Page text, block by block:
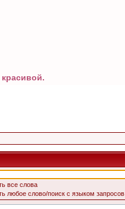
все слова
любое слово/поиск с языком запросов